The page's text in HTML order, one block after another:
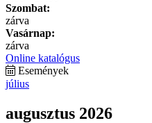
Szombat:
zárva
Vasárnap:
zárva
Online katalógus
Események
július
augusztus 2026